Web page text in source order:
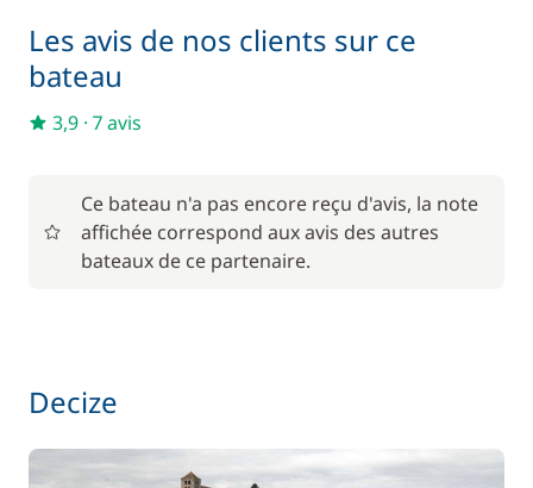
Serviettes
Animaux de compagnie 85,00 €
Le paquet environnemental
Location de vélo - Adulte 59,50 €
Les avis de nos clients sur ce
bateau
3,9 · 7 avis
Ce bateau n'a pas encore reçu d'avis, la note
affichée correspond aux avis des autres
bateaux de ce partenaire.
Decize